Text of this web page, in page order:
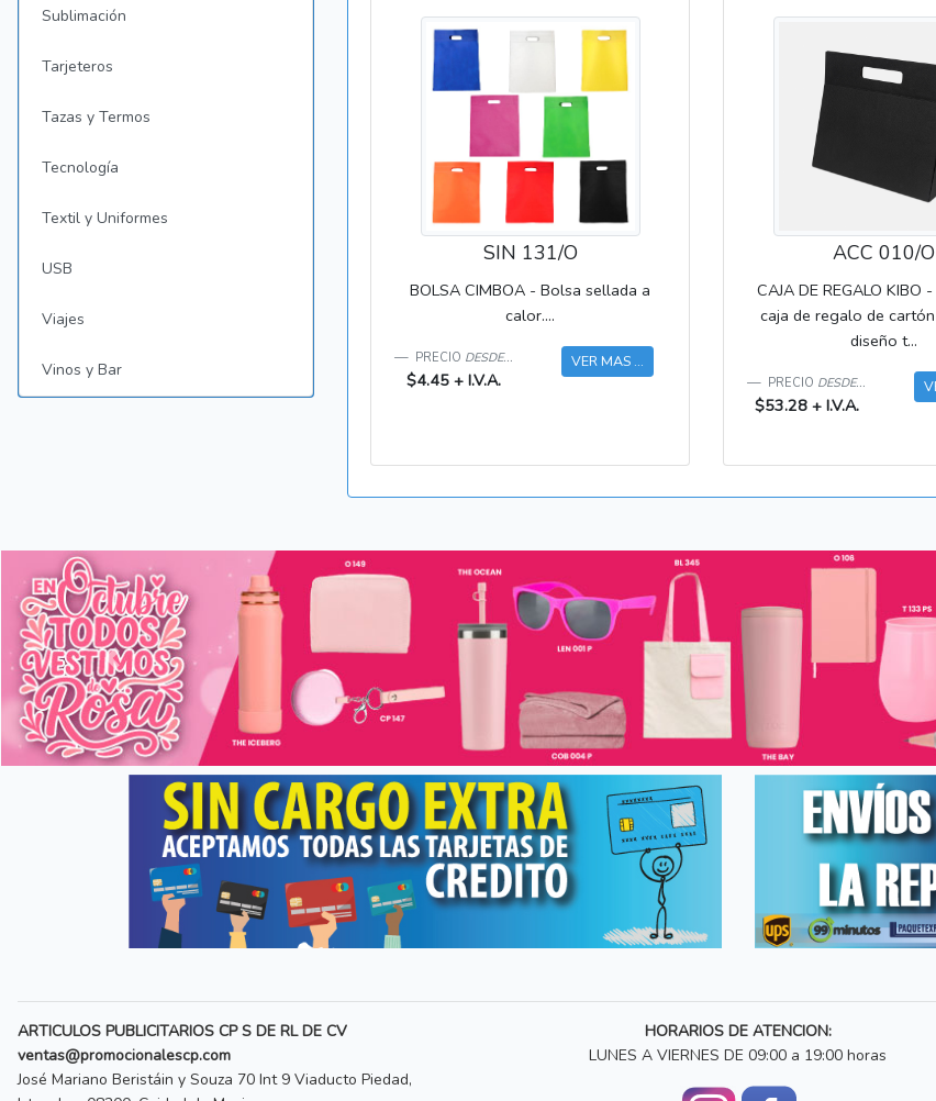
Sublimación
Tarjeteros
Tazas y Termos
Tecnología
Textil y Uniformes
USB
Viajes
Vinos y Bar
SIN 131/O
BOLSA CIMBOA - Bolsa sellada a
calor....
PRECIO DESDE...
$4.45 + I.V.A.
VER MAS ...
ACC 010/O
CAJA DE REGALO KIBO
caja de regalo de
diseño t...
PRECIO DESDE...
$53.28 + I.V.A.
Anterior
ARTICULOS PUBLICITARIOS CP S DE RL DE CV
ventas@promocionalescp.com
José Mariano Beristáin y Souza 70 Int 9 Viaducto Piedad,
HORARIOS DE ATENCION:
LUNES A VIERNES DE 09:00 a 19:00 horas